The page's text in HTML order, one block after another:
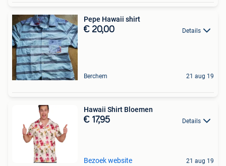
Pepe Hawaii shirt
€ 20,00 Details
Berchem 21 aug 19
Hawaii Shirt Bloemen
€ 17,95 Details
Bezoek website 21 aug 19